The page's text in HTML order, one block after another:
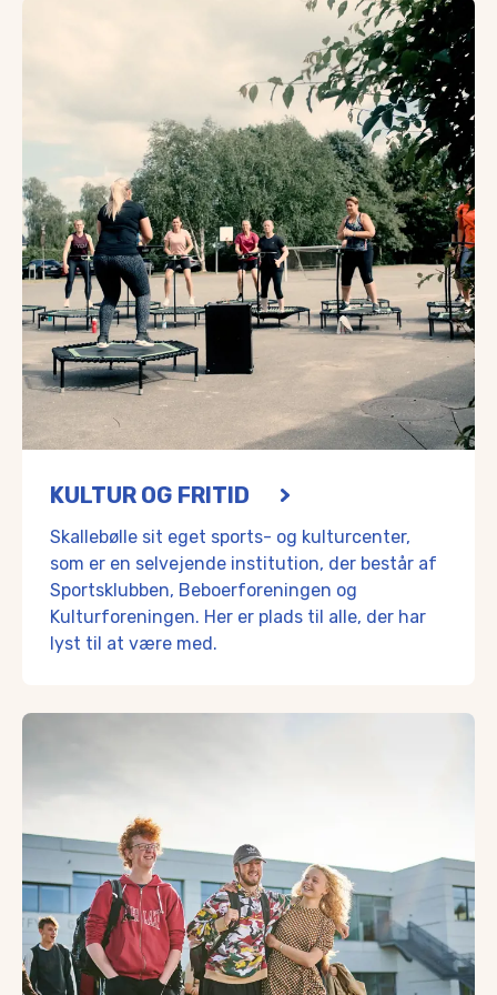
KULTUR OG FRITID
Skallebølle sit eget sports- og kulturcenter,
som er en selvejende institution, der består af
Sportsklubben, Beboerforeningen og
Kulturforeningen. Her er plads til alle, der har
lyst til at være med.
Skallebølle har en slagterforretning og moderne
Skal din bil til service eller skal håret klippes, har vi
I Vissenbjerg blot 4 km. væk er der flere